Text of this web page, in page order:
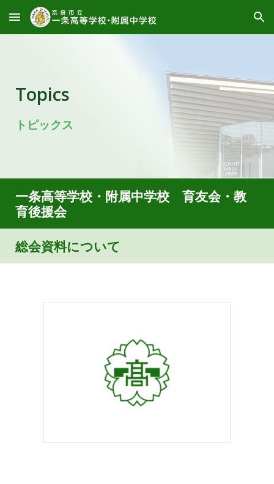
Skip to main content Skip to navigation
Topics
トピックス
一条高等学校・附属中学校 育友会・教
育後援会
総会資料について